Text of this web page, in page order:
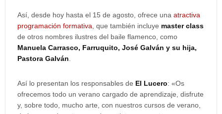
Así, desde hoy hasta el 15 de agosto, ofrece una atractiva
programación formativa , que también incluye master class
de otros nombres ilustres del baile flamenco, como
Manuela Carrasco, Farruquito, José Galván y su hija,
Pastora Galván
Así lo presentan los responsables de El Lucero: «Os
ofrecemos todo un verano cargado de aprendizaje, disfrute
y, sobre todo, mucho arte, con nuestros cursos de verano,